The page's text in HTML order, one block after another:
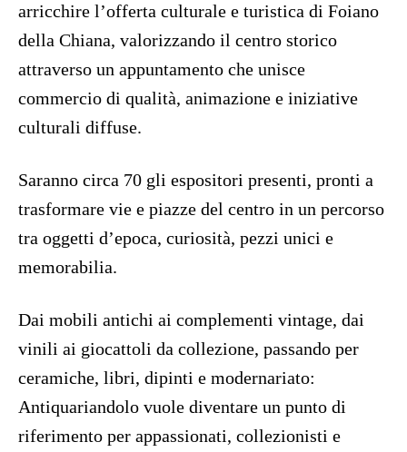
arricchire l’offerta culturale e turistica di Foiano
della Chiana, valorizzando il centro storico
attraverso un appuntamento che unisce
commercio di qualità, animazione e iniziative
culturali diffuse.
Saranno circa 70 gli espositori presenti, pronti a
trasformare vie e piazze del centro in un percorso
tra oggetti d’epoca, curiosità, pezzi unici e
memorabilia.
Dai mobili antichi ai complementi vintage, dai
vinili ai giocattoli da collezione, passando per
ceramiche, libri, dipinti e modernariato:
Antiquariandolo vuole diventare un punto di
riferimento per appassionati, collezionisti e